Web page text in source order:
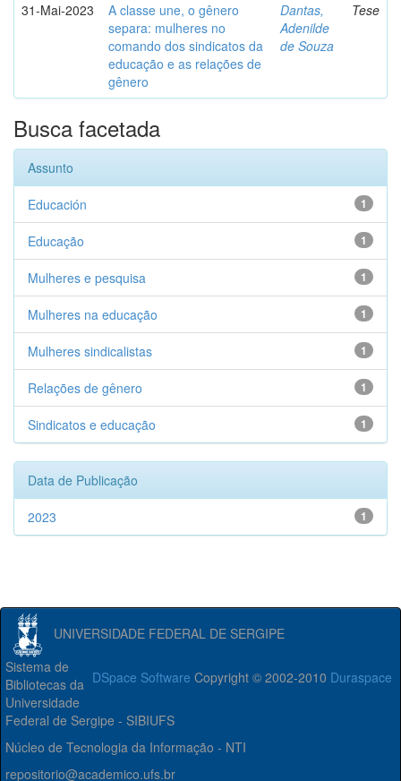
31-Mai-2023
A classe une, o gênero
separa: mulheres no
comando dos sindicatos da
educação e as relações de
gênero
Dantas,
Adenilde
de Souza
Tese
Busca facetada
Assunto
1
Educación
1
Educação
1
Mulheres e pesquisa
1
Mulheres na educação
1
Mulheres sindicalistas
1
Relações de gênero
1
Sindicatos e educação
Data de Publicação
1
2023
UNIVERSIDADE FEDERAL DE SERGIPE
DSpace Software Copyright © 2002-2010 Duraspace
Sistema de
Bibliotecas da
Universidade
Federal de Sergipe - SIBIUFS
Núcleo de Tecnologia da Informação - NTI
repositorio@academico.ufs.br